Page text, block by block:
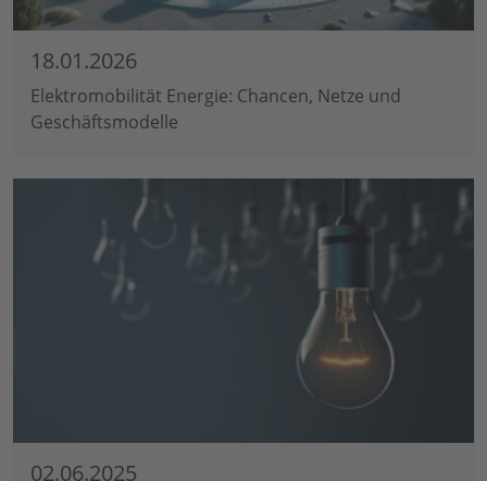
18.01.2026
Elektromobilität Energie: Chancen, Netze und
Geschäftsmodelle
02.06.2025